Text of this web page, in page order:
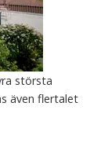
största
även flertalet